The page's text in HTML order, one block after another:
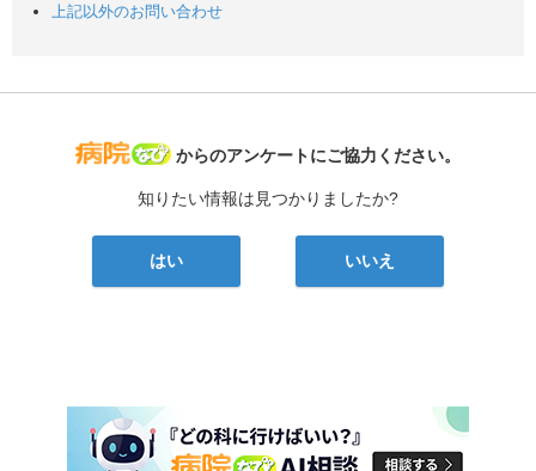
上記以外のお問い合わせ
病院なび
からのアンケートにご協力ください。
知りたい情報は見つかりましたか?
はい いいえ